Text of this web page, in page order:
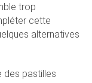
trop
cette
alternatives
des pastilles